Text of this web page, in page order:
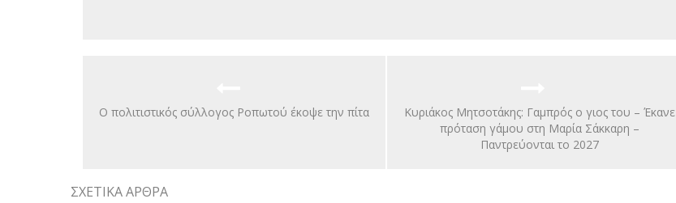
Ο πολιτιστικός σύλλογος Ροπωτού έκοψε την πίτα
Κυριάκος Μητσοτάκης: Γαμπρός ο γιος του – Έκανε
πρόταση γάμου στη Μαρία Σάκκαρη –
Παντρεύονται το 2027
ΣΧΕΤΙΚΆ ΆΡΘΡΑ